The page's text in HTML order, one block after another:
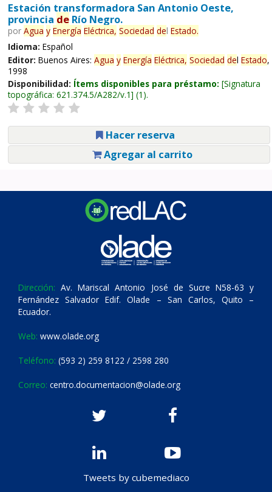
Estación transformadora San Antonio Oeste,
provincia deRío Negro.
por Agua y Energía Eléctrica, Sociedad del Estado.
Idioma: Español
Editor: Buenos Aires: Agua y Energía Eléctrica, Sociedad del Estado,
1998
Disponibilidad: Ítems disponibles para préstamo: Signatura
topográfica: 621.374.5/A282/v.1 (1).
Hacer reserva
Agregar al carrito
Dirección: Av. Mariscal Antonio José de Sucre N58-63 y
Fernández Salvador Edif. Olade – San Carlos, Quito –
Ecuador.
Web: www.olade.org
Teléfono: (593 2) 259 8122 / 2598 280
Correo: centro.documentacion@olade.org
Tweets by cubemediaco